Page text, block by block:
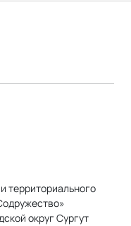
территориального
округ Сургут